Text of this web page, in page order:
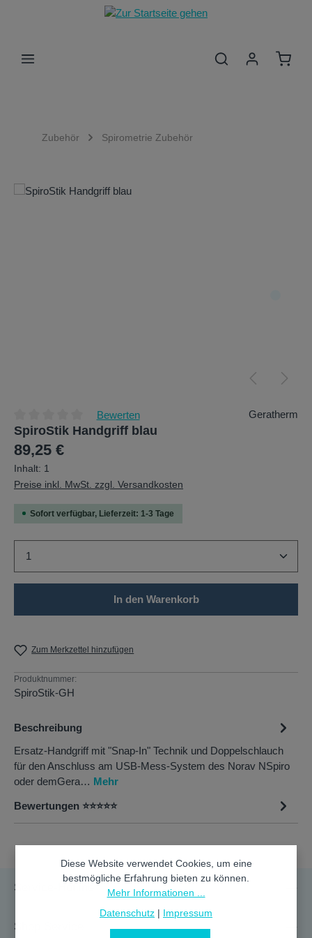
Zum Hauptinhalt springen
Zubehör Spirometrie Zubehör
Bildergalerie überspringen
Durchschnittliche Bewertung von 0 von 5 Sternen
Bewerten Geratherm
SpiroStik Handgriff blau
Regulärer Preis:
89,25 €
Inhalt: 1
Preise inkl. MwSt. zzgl. Versandkosten
Sofort verfügbar, Lieferzeit: 1-3 Tage
Produkt Anzahl: Gib den gewünschten Wert ein
In den Warenkorb
Zum Merkzettel hinzufügen
Produktnummer:
SpiroStik-GH
Beschreibung
Ersatz-Handgriff mit "Snap-In" Technik und Doppelschlauch
für den Anschluss am USB-Mess-System des Norav NSpiro
oder demGera… Mehr
Bewertungen ⭐⭐⭐⭐⭐
Service-Hotline
Shop Service
Diese Website verwendet Cookies, um eine
bestmögliche Erfahrung bieten zu können.
Mehr Informationen ...
Datenschutz | Impressum